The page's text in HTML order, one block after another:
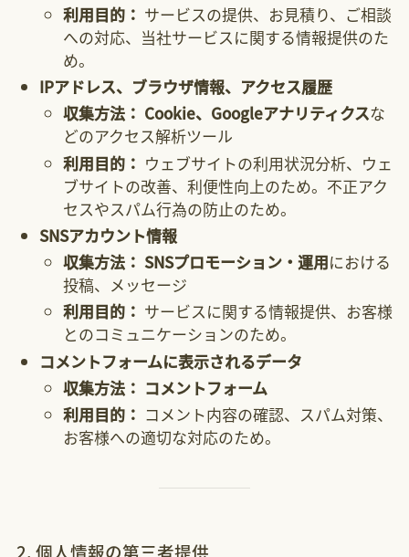
利用目的： サービスの提供、お見積り、ご相談
への対応、当社サービスに関する情報提供のた
め。
IPアドレス、ブラウザ情報、アクセス履歴
収集方法： Cookie、Googleアナリティクスな
どのアクセス解析ツール
利用目的： ウェブサイトの利用状況分析、ウェ
ブサイトの改善、利便性向上のため。不正アク
セスやスパム行為の防止のため。
SNSアカウント情報
収集方法： SNSプロモーション・運用における
投稿、メッセージ
利用目的： サービスに関する情報提供、お客様
とのコミュニケーションのため。
コメントフォームに表示されるデータ
収集方法： コメントフォーム
利用目的： コメント内容の確認、スパム対策、
お客様への適切な対応のため。
2. 個人情報の第三者提供